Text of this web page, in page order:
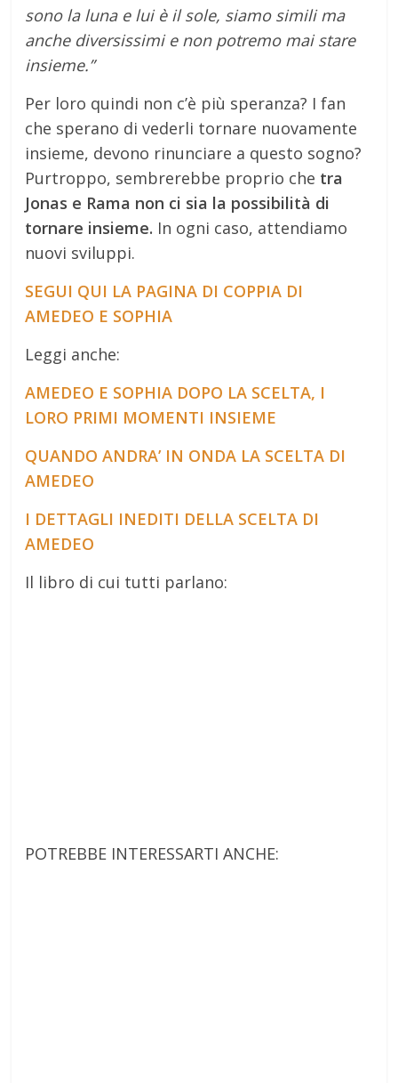
sono la luna e lui è il sole, siamo simili ma
anche diversissimi e non potremo mai stare
insieme.”
Per loro quindi non c’è più speranza? I fan
che sperano di vederli tornare nuovamente
insieme, devono rinunciare a questo sogno?
Purtroppo, sembrerebbe proprio che tra
Jonas e Rama non ci sia la possibilità di
tornare insieme. In ogni caso, attendiamo
nuovi sviluppi.
SEGUI QUI LA PAGINA DI COPPIA DI
AMEDEO E SOPHIA
Leggi anche:
AMEDEO E SOPHIA DOPO LA SCELTA, I
LORO PRIMI MOMENTI INSIEME
QUANDO ANDRA’ IN ONDA LA SCELTA DI
AMEDEO
I DETTAGLI INEDITI DELLA SCELTA DI
AMEDEO
Il libro di cui tutti parlano:
POTREBBE INTERESSARTI ANCHE: